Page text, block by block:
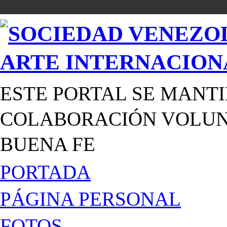
ESTE PORTAL SE
COLABORACIÓN
BUENA FE
PORTADA
PÁGINA PERSONAL